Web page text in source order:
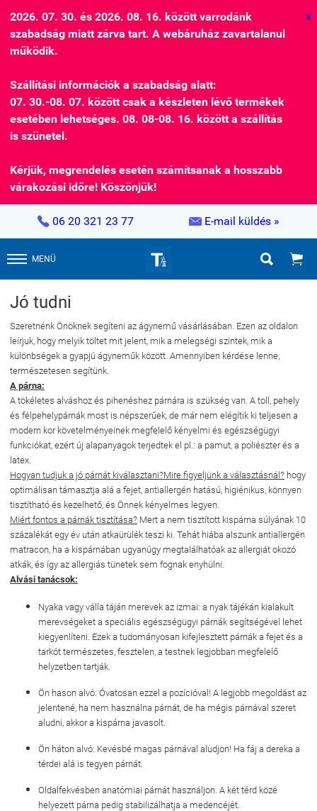
2026. 07. 30. és 2026. 08. 16. között varrodánk
szabadság miatt zárva tart. A webáruház zavartalanul
működik.
Szállítási információk a szabadság alatt:
07. 30.-08. 07. között csak a készleten lévő termékek
esetében lehetséges. 08. 08-08. 16. között a szállítás
is szünetel.
Kérjük, megrendelés esetén számítsanak a hosszabb
várakozási időre! Köszönjük!
X
 06 20 321 23 77  E-mail küldés »
MENÜ  
Jó tudni
Szeretnénk Önöknek segíteni az ágynemű vásárlásában. Ezen az oldalon
leírjuk, hogy melyik töltet mit jelent, mik a melegségi szintek, mik a
különbségek a gyapjú ágyneműk között. Amennyiben kérdése lenne,
természetesen segítünk.
A párna:
A tökéletes alváshoz és pihenéshez párnára is szükség van. A toll, pehely
és félpehelypárnák most is népszerűek, de már nem elégítik ki teljesen a
modern kor követelményeinek megfelelő kényelmi és egészségügyi
funkciókat, ezért új alapanyagok terjedtek el pl.: a pamut, a poliészter és a
latex.
Hogyan tudjuk a jó párnát kiválasztani?Mire figyeljünk a választásnál? hogy
optimálisan támasztja alá a fejet, antiallergén hatású, higiénikus, könnyen
tisztítható és kezelhető, és Önnek kényelmes legyen.
Miért fontos a párnák tisztítása? Mert a nem tisztított kispárna súlyának 10
százalékát egy év után atkaürülék teszi ki. Tehát hiába alszunk antiallergén
matracon, ha a kispárnában ugyanúgy megtalálhatóak az allergiát okozó
atkák, és így az allergiás tünetek sem fognak enyhülni.
Alvási tanácsok:
Nyaka vagy válla táján merevek az izmai: a nyak tájékán kialakult
merevségeket a speciális egészségügyi párnák segítségével lehet
kiegyenlíteni. Ezek a tudományosan kifejlesztett párnák a fejet és a
tarkót természetes, fesztelen, a testnek legjobban megfelelő
helyzetben tartják.
Ön hason alvó: Óvatosan ezzel a pozícióval! A legjobb megoldást az
jelentené, ha nem használna párnát, de ha mégis párnával szeret
aludni, akkor a kispárna javasolt.
Ön háton alvó: Kevésbé magas párnával aludjon! Ha fáj a dereka a
térdei alá is tegyen párnát.
Oldalfekvésben anatómiai párnát használjon. A két térd közé
helyezett párna pedig stabilizálhatja a medencéjét.